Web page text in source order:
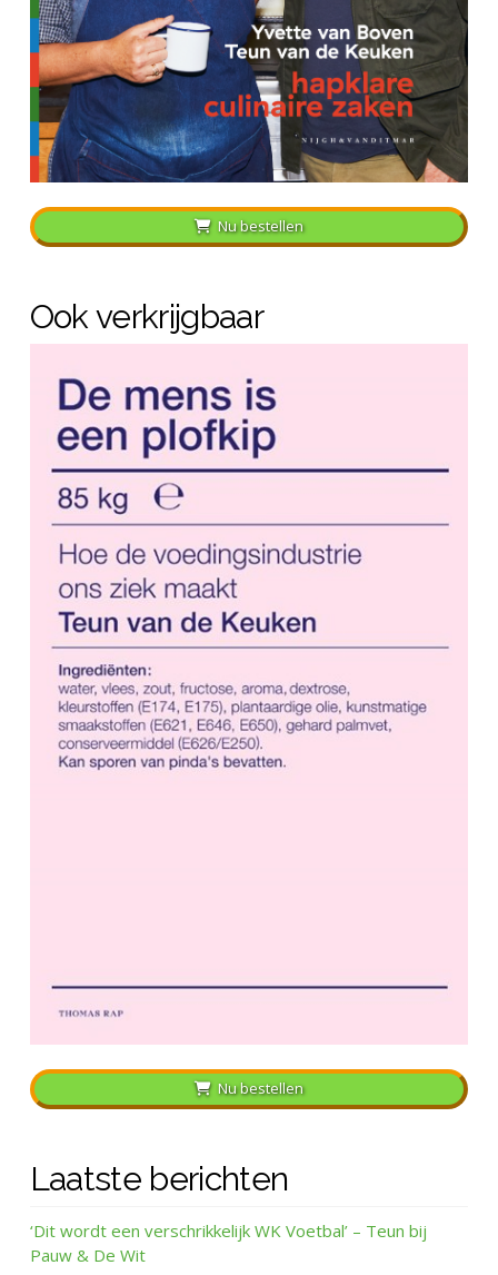
Nu bestellen
Ook verkrijgbaar
Nu bestellen
Laatste berichten
‘Dit wordt een verschrikkelijk WK Voetbal’ – Teun bij
Pauw & De Wit